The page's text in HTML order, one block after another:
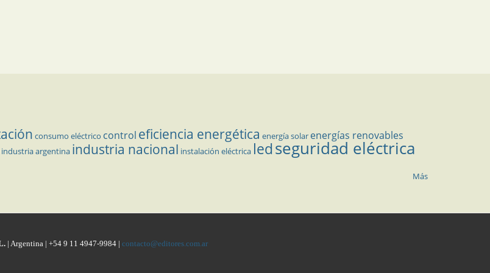
consumo eléctrico control eficiencia energética energía solar energías renovables
industria argentina industria nacional instalación eléctrica ledseguridad eléctrica
Más
| Argentina | +54 9 11 4947-9984 | contacto@editores.com.ar